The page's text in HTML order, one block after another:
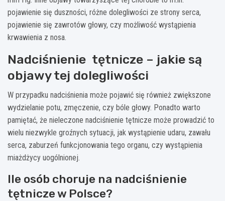
pojawienie się duszności, różne dolegliwości ze strony serca,
pojawienie się zawrotów głowy, czy możliwość wystąpienia
krwawienia z nosa.
Nadciśnienie tętnicze – jakie są
objawy tej dolegliwości
W przypadku nadciśnienia może pojawić się również zwiększone
wydzielanie potu, zmęczenie, czy bóle głowy. Ponadto warto
pamiętać, że nieleczone nadciśnienie tętnicze może prowadzić to
wielu niezwykle groźnych sytuacji, jak wystąpienie udaru, zawału
serca, zaburzeń funkcjonowania tego organu, czy wystąpienia
miażdżycy uogólnionej.
Ile osób choruje na nadciśnienie
tętnicze w Polsce?